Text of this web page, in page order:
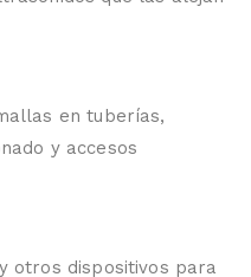
en tuberías,
y accesos
otros dispositivos para